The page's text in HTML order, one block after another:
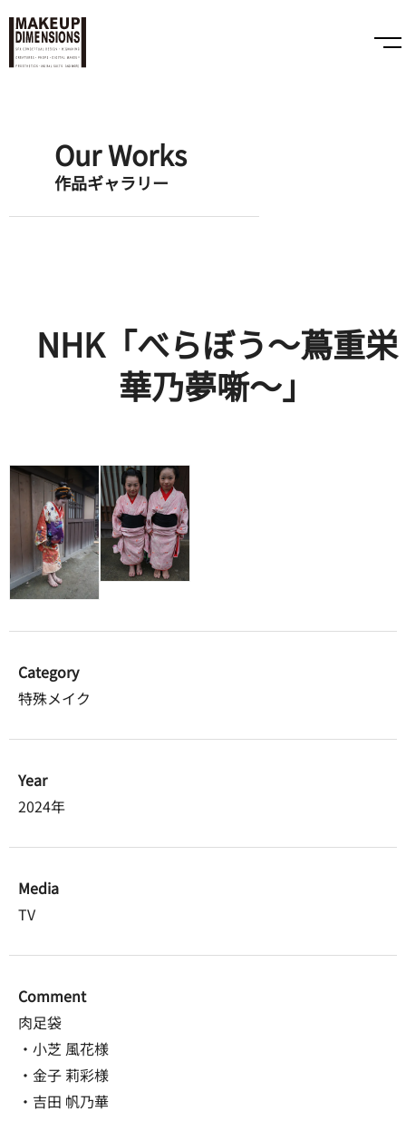
Our Works
作品ギャラリー
NHK「べらぼう〜蔦重栄
華乃夢噺〜」
Category
特殊メイク
Year
2024年
Media
TV
Comment
肉足袋
・小芝 風花様
・金子 莉彩様
​​​​​​​・吉田 帆乃華